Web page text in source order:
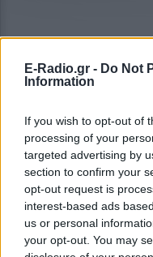
E-Radio.gr - Do Not
Information
If you wish to opt-out of
processing of your
targeted advertising by
section to confirm your
opt-out request is
interest-based ads
us or personal
your opt-out. You may
ΣΗΜΕΡΑ ΡΟΗ
Τα ζώδια